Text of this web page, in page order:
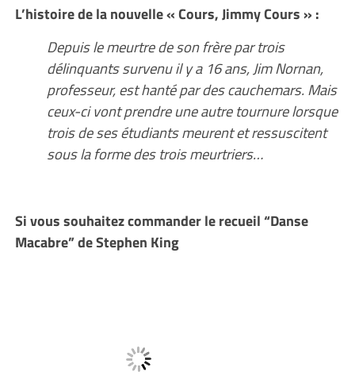
L’histoire de la nouvelle « Cours, Jimmy Cours » :
Depuis le meurtre de son frère par trois
délinquants survenu il y a 16 ans, Jim Nornan,
professeur, est hanté par des cauchemars. Mais
ceux-ci vont prendre une autre tournure lorsque
trois de ses étudiants meurent et ressuscitent
sous la forme des trois meurtriers…
Si vous souhaitez commander le recueil “Danse
Macabre” de Stephen King